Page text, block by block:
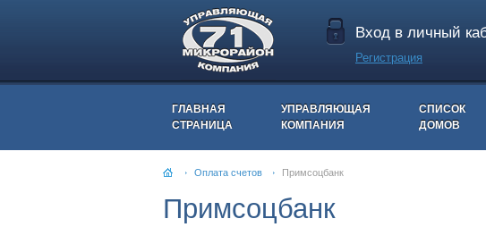
Вход в личный
Регистрация
ГЛАВНАЯ
СТРАНИЦА
УПРАВЛЯЮЩАЯ
КОМПАНИЯ
СПИСОК
ДОМОВ
Оплата счетов Примсоцбанк
Примсоцбанк